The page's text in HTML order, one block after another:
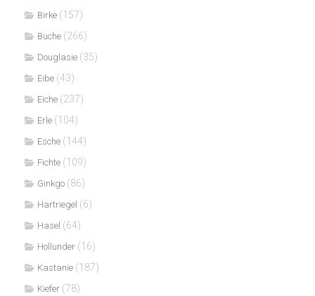
Birke (157)
Buche (266)
Douglasie (35)
Eibe (43)
Eiche (237)
Erle (104)
Esche (144)
Fichte (109)
Ginkgo (86)
Hartriegel (6)
Hasel (64)
Hollunder (16)
Kastanie (187)
Kiefer (78)